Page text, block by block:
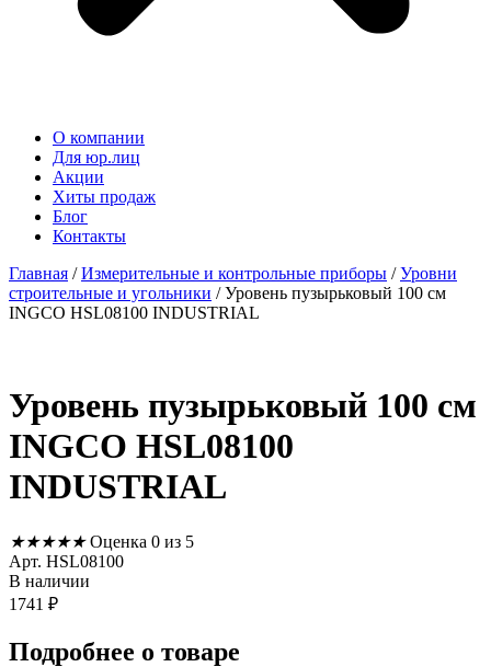
О компании
Для юр.лиц
Акции
Хиты продаж
Блог
Контакты
Главная /Измерительные и контрольные приборы /Уровни
строительные и угольники / Уровень пузырьковый 100 см
INGCO HSL08100 INDUSTRIAL
Уровень пузырьковый 100 см
INGCO HSL08100
INDUSTRIAL
★★★★★ Оценка 0 из 5
Арт. HSL08100
В наличии
1741 ₽
Подробнее о товаре